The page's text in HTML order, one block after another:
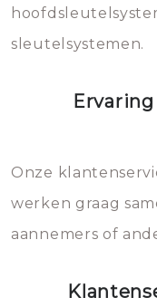
sleutelsystemen.
Onze
werken graag
aannemers of